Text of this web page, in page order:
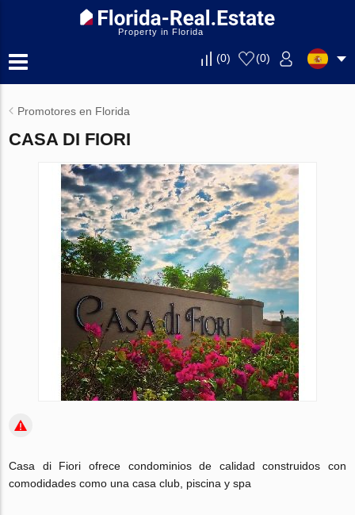
Property in Florida
(0) (0)
Promotores en Florida
CASA DI FIORI
Casa di Fiori ofrece condominios de calidad construidos con
comodidades como una casa club, piscina y spa